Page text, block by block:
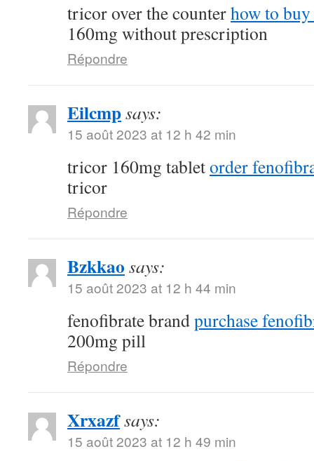
tricor over the counterhow to
160mg without prescription
Répondre
Eilcmpsays:
15 août 2023 at 12 h 42 min
tricor 160mg tabletorder
tricor
Répondre
Bzkkao says:
15 août 2023 at 12 h 44 min
fenofibrate brandpurchase
200mg pill
Répondre
Xrxazfsays:
15 août 2023 at 12 h 49 min